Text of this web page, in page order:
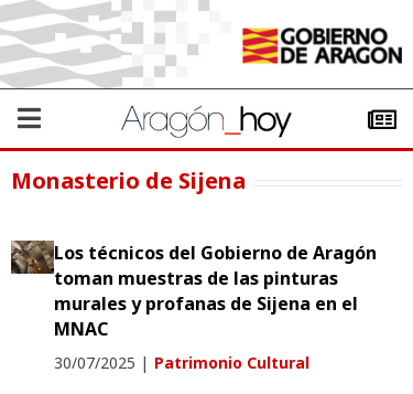
Monasterio de Sijena
Los técnicos del Gobierno de Aragón
toman muestras de las pinturas
murales y profanas de Sijena en el
MNAC
30/07/2025 | Patrimonio Cultural